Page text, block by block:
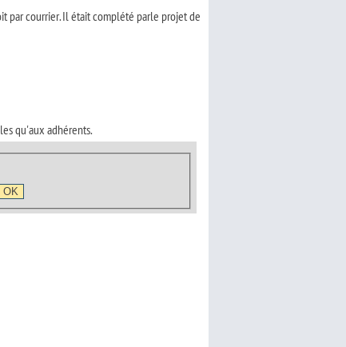
par courrier. Il était complété parle projet de
qu'aux adhérents.